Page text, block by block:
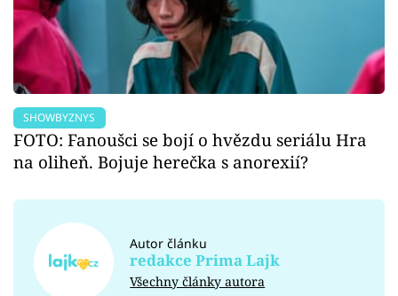
SHOWBYZNYS
FOTO: Fanoušci se bojí o hvězdu seriálu Hra
na oliheň. Bojuje herečka s anorexií?
Autor článku
redakce Prima Lajk
Všechny články autora